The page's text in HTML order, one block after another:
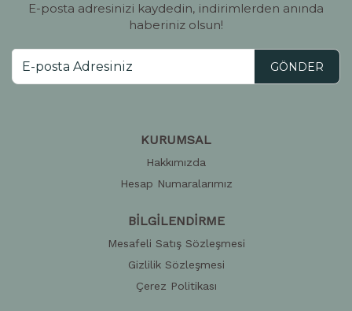
E-posta adresinizi kaydedin, indirimlerden anında
haberiniz olsun!
GÖNDER
KURUMSAL
Hakkımızda
Hesap Numaralarımız
BİLGİLENDİRME
Mesafeli Satış Sözleşmesi
Gizlilik Sözleşmesi
Çerez Politikası